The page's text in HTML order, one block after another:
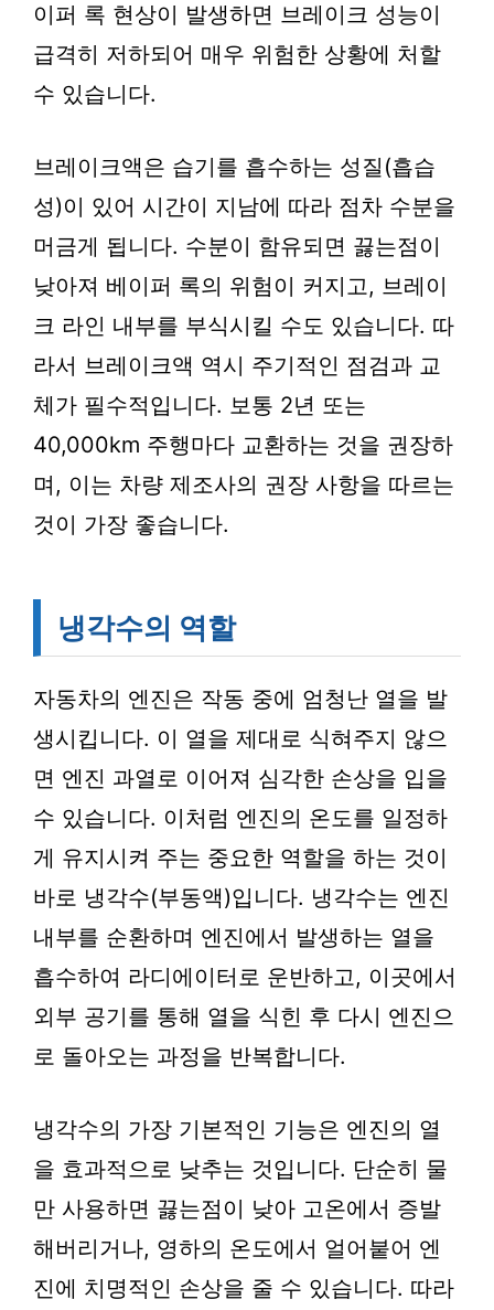
이퍼 록 현상이 발생하면 브레이크 성능이
급격히 저하되어 매우 위험한 상황에 처할
수 있습니다.
브레이크액은 습기를 흡수하는 성질(흡습
성)이 있어 시간이 지남에 따라 점차 수분을
머금게 됩니다. 수분이 함유되면 끓는점이
낮아져 베이퍼 록의 위험이 커지고, 브레이
크 라인 내부를 부식시킬 수도 있습니다. 따
라서 브레이크액 역시 주기적인 점검과 교
체가 필수적입니다. 보통 2년 또는
40,000km 주행마다 교환하는 것을 권장하
며, 이는 차량 제조사의 권장 사항을 따르는
것이 가장 좋습니다.
냉각수의 역할
자동차의 엔진은 작동 중에 엄청난 열을 발
생시킵니다. 이 열을 제대로 식혀주지 않으
면 엔진 과열로 이어져 심각한 손상을 입을
수 있습니다. 이처럼 엔진의 온도를 일정하
게 유지시켜 주는 중요한 역할을 하는 것이
바로 냉각수(부동액)입니다. 냉각수는 엔진
내부를 순환하며 엔진에서 발생하는 열을
흡수하여 라디에이터로 운반하고, 이곳에서
외부 공기를 통해 열을 식힌 후 다시 엔진으
로 돌아오는 과정을 반복합니다.
냉각수의 가장 기본적인 기능은 엔진의 열
을 효과적으로 낮추는 것입니다. 단순히 물
만 사용하면 끓는점이 낮아 고온에서 증발
해버리거나, 영하의 온도에서 얼어붙어 엔
진에 치명적인 손상을 줄 수 있습니다. 따라